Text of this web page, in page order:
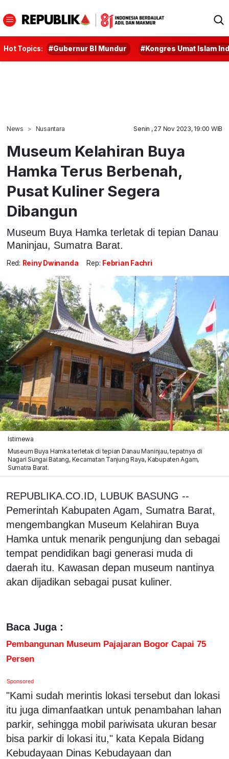
Hot Topics: #Gubernur BI Mundur #Kongres Umat Islam
News Nusantara Senin , 27 Nov 2023, 19:00 WIB
Museum Kelahiran Buya
Hamka Terus Berbenah,
Pusat Kuliner Segera
Dibangun
Museum Buya Hamka terletak di tepian Danau
Maninjau, Sumatra Barat.
Red: Reiny Dwinanda Rep: Febrian Fachri
Istimewa
Museum Buya Hamka terletak di tepian Danau Maninjau, tepatnya di
Nagari Sungai Batang, Kecamatan Tanjung Raya, Kabupaten Agam,
Sumatra Barat.
REPUBLIKA.CO.ID, LUBUK BASUNG --
Pemerintah Kabupaten Agam, Sumatra Barat,
mengembangkan Museum Kelahiran Buya
Hamka untuk menarik pengunjung dan sebagai
tempat pendidikan bagi generasi muda di
daerah itu. Kawasan depan museum nantinya
akan dijadikan sebagai pusat kuliner.
Baca Juga :
Pembangunan Museum Pajajaran Bogor Capai 75
Persen
Sponsored
"Kami sudah merintis lokasi tersebut dan lokasi
itu juga dimanfaatkan untuk penambahan lahan
parkir, sehingga mobil pariwisata ukuran besar
bisa parkir di lokasi itu," kata Kepala Bidang
Kebudayaan Dinas Kebudayaan dan